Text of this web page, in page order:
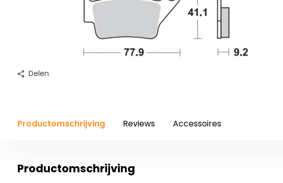
Delen
Productomschrijving Reviews Accessoires
Productomschrijving